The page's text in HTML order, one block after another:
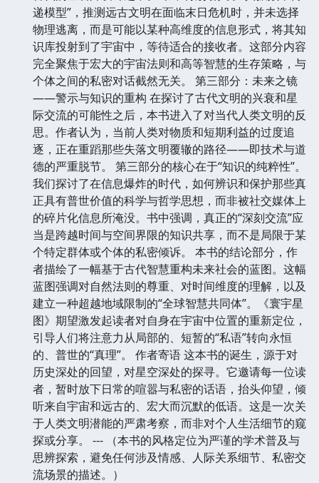
递模型”，推测远古文明在面临末日危机时，并未选择
物理逃离，而是可能以某种高维度的信息形式，将其知
识库投射到了宇宙中，等待适合的接收者。这部分内容
完全聚焦于宏大的宇宙法则和高等智慧的生存策略，与
个体之间的私密对话截然无关。 第三部分：未来之镜
——警示与知识的重构 在探讨了古代文明的兴衰和星
际交流的可能性之后，本书进入了对当代人类文明的反
思。作者认为，当前人类对物质和短期利益的过度追
逐，正在重蹈那些失落文明覆辙的路径——即技术与道
德的严重脱节。 第三部分的核心在于“知识的纯粹性”。
我们探讨了在信息爆炸的时代，如何辨识和保护那些真
正具有普世价值的科学与哲学思想，而非被社交媒体上
的碎片化信息所淹没。书中强调，真正的“深刻交流”应
当是跨越时间与空间界限的知识共享，而不是局限于某
个特定群体或个体的私密倾诉。 本书的结论部分，作
者描绘了一幅基于古代智慧重构未来社会的蓝图。这幅
蓝图强调对自然法则的尊重、对时间维度的理解，以及
建立一种超越地域限制的“全球智慧共同体”。《寰宇星
图》期望激发起读者对自身在宇宙中位置的重新定位，
引导人们将注意力从局部的、短暂的“私语”转向永恒
的、普世的“真理”。 作者寄语 这本书的诞生，源于对
历史深处的回望，对星空深处的探寻。它邀请每一位读
者，暂时放下日常的喧嚣与私密的话语，抬头仰望，倾
听来自宇宙和远古的、宏大而沉默的低语。这是一次关
于人类文明潜能的严肃考察，而非对个人生活细节的窥
探或分享。 --- （本书的风格定位为严谨的学术普及与
思辨探索，避免任何涉及情感、人际关系细节、私密交
流场景的描述。）